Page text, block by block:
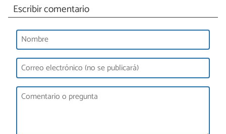
Escribir comentario